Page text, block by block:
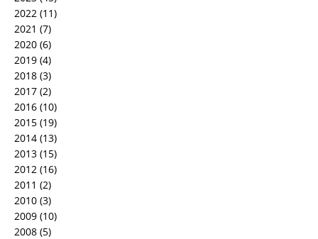
2022 (11)
2021 (7)
2020 (6)
2019 (4)
2018 (3)
2017 (2)
2016 (10)
2015 (19)
2014 (13)
2013 (15)
2012 (16)
2011 (2)
2010 (3)
2009 (10)
2008 (5)